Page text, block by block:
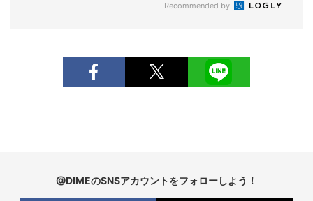
Recommended by
@DIMEのSNSアカウントをフォローしよう！